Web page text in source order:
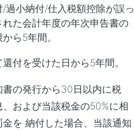
/過小納付/仕入税額控除が誤っ
れた会計年度の年次申告書の
ら5年間。
還付を受けた日から5年間。
書の発行から30日以内に税
、および当該税金の50%に相
金を 納付した場合、当該通知